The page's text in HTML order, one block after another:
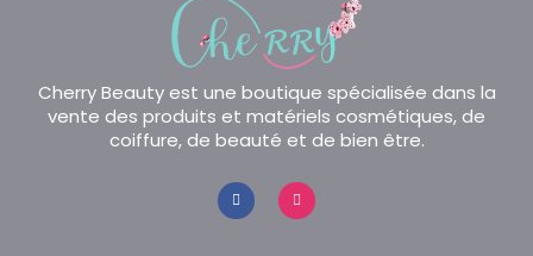
Cherry Beauty est une boutique spécialisée dans la
vente des produits et matériels cosmétiques, de
coiffure, de beauté et de bien être.